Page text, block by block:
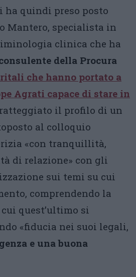
ha quindi preso posto
Mantero, specialista in
clinica che ha
della Procura
che hanno portato a
Agrati capace di stare in
il profilo di un
al colloquio
«con tranquillità,
di relazione» con gli
sui temi su cui
comprendendo la
quest’ultimo si
«fiducia nei suoi legali,
e una buona